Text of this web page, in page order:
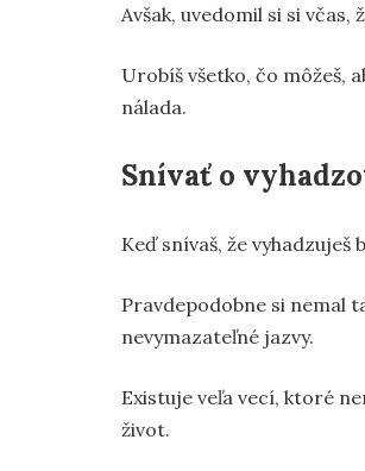
Avšak, uvedomil si si
Urobíš všetko, čo môžeš,
nálada.
Snívať o
Keď snívaš, že vyhadzuješ
Pravdepodobne si nemal
nevymazateľné jazvy.
Existuje veľa vecí, ktoré
život.